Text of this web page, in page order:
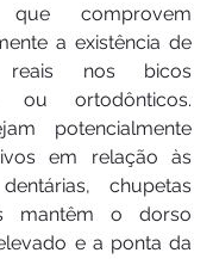
que comprovem
a existência de
reais nos bicos
ou ortodônticos.
potencialmente
em relação às
chupetas
mantêm o dorso
e a ponta da